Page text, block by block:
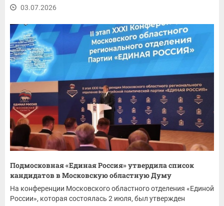
03.07.2026
Подмосковная «Единая Россия» утвердила список
кандидатов в Московскую областную Думу
На конференции Московского областного отделения «Единой
России», которая состоялась 2 июля, был утвержден